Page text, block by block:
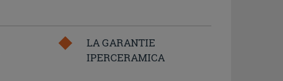
LA GARANTIE
IPERCERAMICA